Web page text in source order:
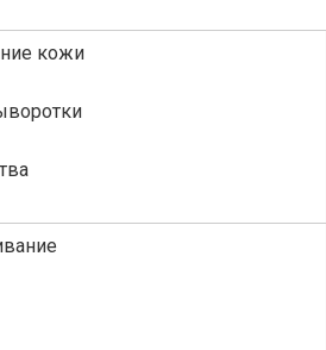
кожи